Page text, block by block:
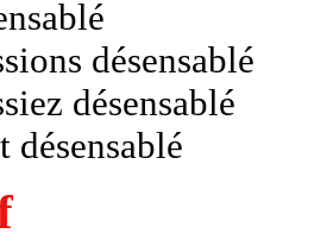
désensablé
désensablé
désensablé